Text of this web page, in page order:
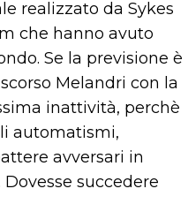
realizzato da Sykes
che hanno avuto
Se la previsione è
Melandri con la
inattività, perchè
automatismi,
avversari in
succedere